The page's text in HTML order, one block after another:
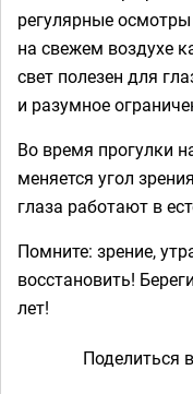
регулярные
на свежем воздухе
свет полезен для
и разумное
Во время прогулки
меняется угол
глаза работают в
Помните: зрение,
восстановить!
лет!
Поделиться